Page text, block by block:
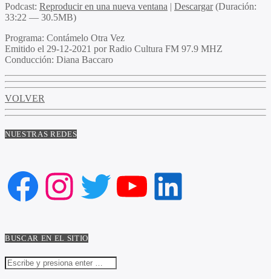
Podcast: Reproducir en una nueva ventana | Descargar(Duración:
33:22 — 30.5MB)
Programa: Contámelo Otra Vez
Emitido el 29-12-2021 por Radio Cultura FM 97.9 MHZ
Conducción: Diana Baccaro
VOLVER
NUESTRAS REDES
Facebook
Instagram
Twitter
YouTube
LinkedIn
BUSCAR EN EL SITIO